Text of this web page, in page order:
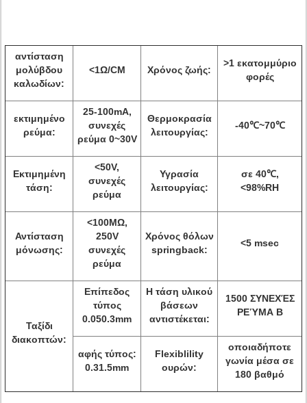
αντίσταση
μολύβδου
καλωδίων:
<1Ω/CM Χρόνος ζωής:
>1 εκατομμύριο
φορές
εκτιμημένο
ρεύμα:
25-100mA,
συνεχές
ρεύμα 0~30V
Θερμοκρασία
λειτουργίας:
-40℃~70℃
Εκτιμημένη
τάση:
<50V,
συνεχές
ρεύμα
Υγρασία
λειτουργίας:
σε 40℃,
<98%RH
Αντίσταση
μόνωσης:
<100MΩ,
250V
συνεχές
ρεύμα
Χρόνος θόλων
springback:
<5 msec
Ταξίδι
διακοπτών:
Επίπεδος
τύπος
0.050.3mm
Η τάση υλικού
βάσεων
αντιστέκεται:
1500 ΣΥΝΕΧΈΣ
ΡΕΎΜΑ Β
αφής τύπος:
0.31.5mm
Flexiblility
ουρών:
οποιαδήποτε
γωνία μέσα σε
180 βαθμό